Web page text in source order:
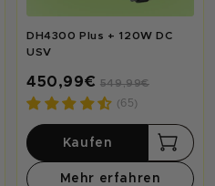
DH4300 Plus + 120W DC
USV
450,99€ 549,99€
(65)
Mehr erfahren
Kaufen